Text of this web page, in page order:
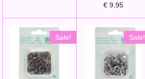
€ 9,95
Sale! Sale!